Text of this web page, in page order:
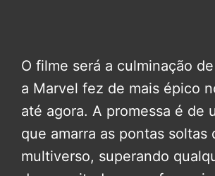
O filme será a culminação
a Marvel fez de mais épico
até agora. A promessa é de
que amarra as pontas soltas
multiverso, superando